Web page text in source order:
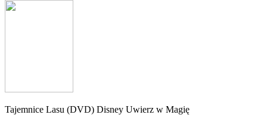
Tajemnice Lasu (DVD) Disney Uwierz w Magię